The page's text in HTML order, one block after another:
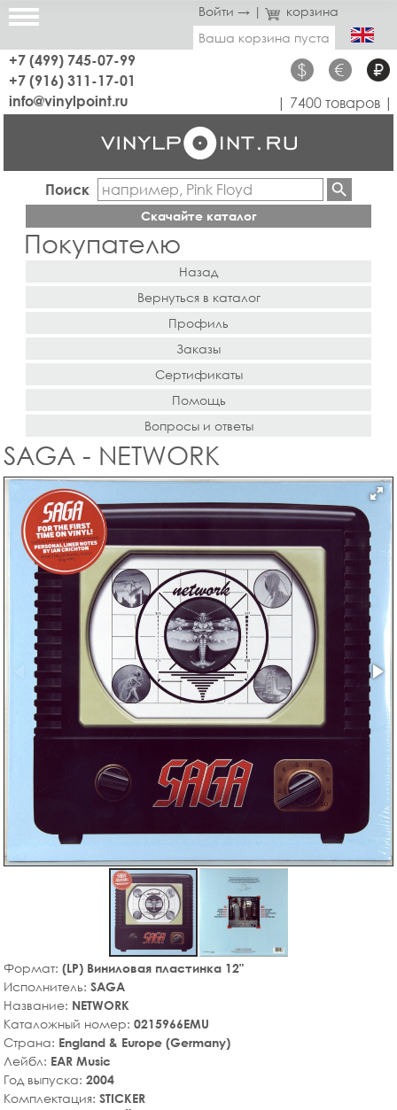
Войти → |
корзина
Ваша корзина пуста
+7 (499) 745-07-99
+7 (916) 311-17-01
$ € ₽
info@vinylpoint.ru | 7400 товаров |
Поиск
Скачайте каталог
Покупателю
Назад
Вернуться в каталог
Профиль
Заказы
Сертификаты
Помощь
Вопросы и ответы
SAGA - NETWORK
Формат: (LP) Виниловая пластинка 12"
Исполнитель: SAGA
Название: NETWORK
Каталожный номер: 0215966EMU
Страна: England & Europe (Germany)
Лейбл: EAR Music
Год выпуска: 2004
Комплектация: STICKER